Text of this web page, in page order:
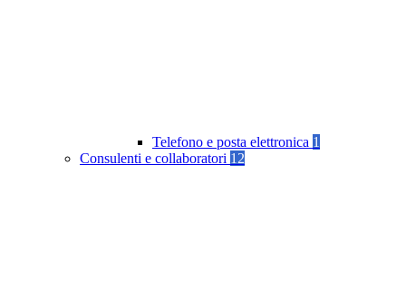
Telefono e posta elettronica 1
Consulenti e collaboratori 12